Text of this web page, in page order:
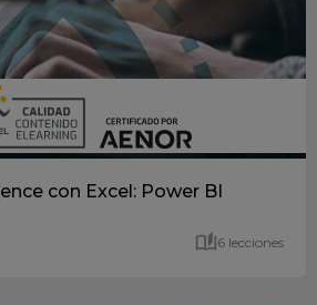
con Excel: Power BI
6 lecciones